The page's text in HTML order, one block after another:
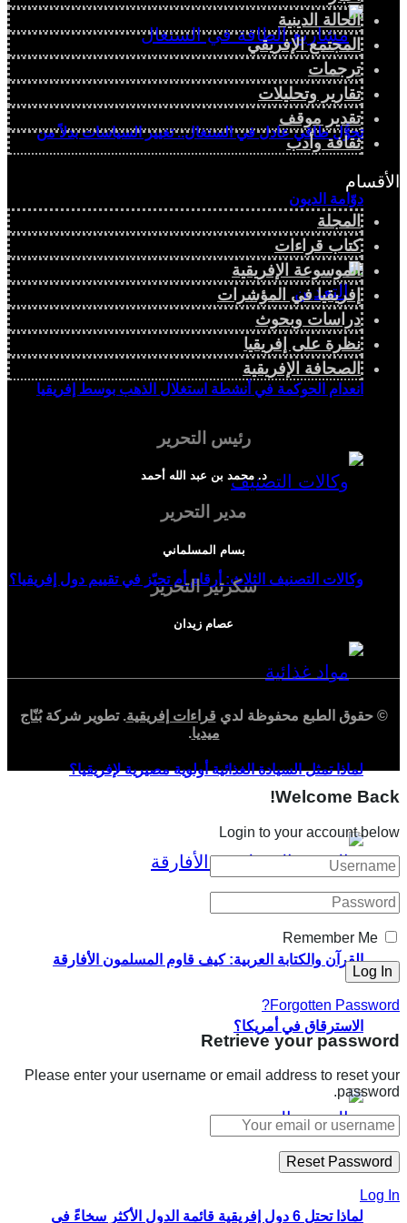
تحوُّل طاقي عادل في السنغال.. تغيير السياسات بدلاً من
دوّامة الديون
انعدام الحوكمة في أنشطة استغلال الذهب بوسط إفريقيا
وكالات التصنيف الثلاث: أرقام أم تحيّز في تقييم دول إفريقيا؟
لماذا تمثل السيادة الغذائية أولوية مصيرية لإفريقيا؟
القرآن والكتابة العربية: كيف قاوم المسلمون الأفارقة
الاسترقاق في أمريكا؟
لماذا تحتل 6 دول إفريقية قائمة الدول الأكثر سخاءً في
الحالة الدينية
المجتمع الإفريقي
ترجمات
تقارير وتحليلات
تقدير موقف
ثقافة وأدب
الأقسام
المجلة
كتاب قراءات
الموسوعة الإفريقية
إفريقيا في المؤشرات
دراسات وبحوث
نظرة على إفريقيا
الصحافة الإفريقية
رئيس التحرير
د. محمد بن عبد الله أحمد
مدير التحرير
بسام المسلماني
سكرتير التحرير
عصام زيدان
© حقوق الطبع محفوظة لدي قراءات إفريقية. تطوير شركةبُنّاج
ميديا.
Welcome Back!
Login to your account below
Remember Me
Forgotten Password?
Retrieve your password
Please enter your username or email address to reset your
password.
Log In